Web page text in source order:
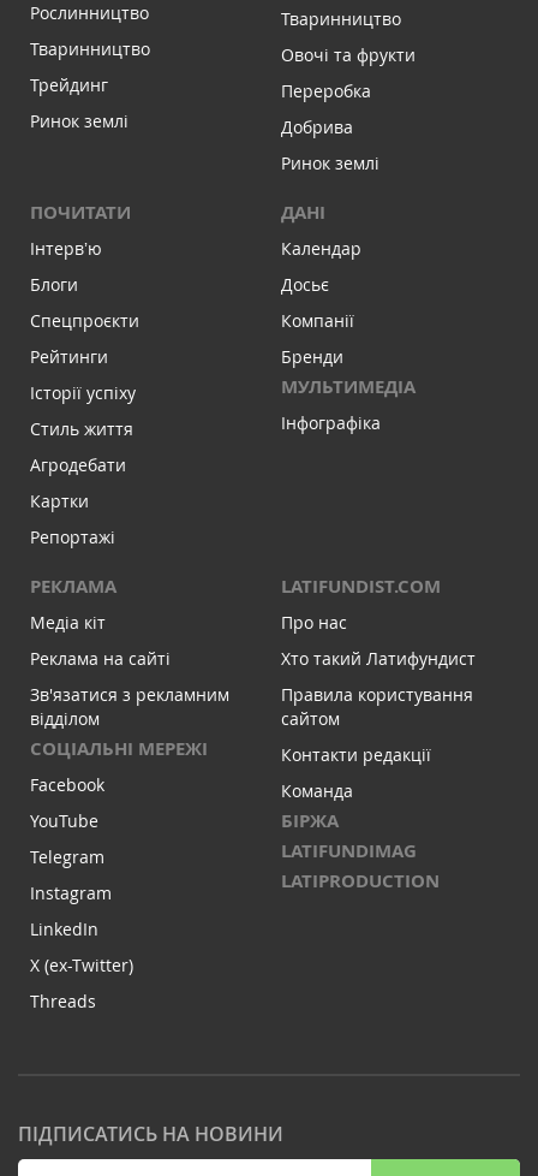
Рослинництво
Тваринництво
Трейдинг
Ринок землі
Тваринництво
Овочі та фрукти
Переробка
Добрива
Ринок землі
ПОЧИТАТИ
Інтервʼю
Блоги
Спецпроєкти
Рейтинги
Історії успіху
Стиль життя
Агродебати
Картки
Репортажі
ДАНІ
Календар
Досьє
Компанії
Бренди
МУЛЬТИМЕДІА
Інфографіка
РЕКЛАМА
Медіа кіт
Реклама на сайті
Зв'язатися з рекламним
відділом
СОЦІАЛЬНІ МЕРЕЖІ
Facebook
YouTube
Telegram
Instagram
LinkedIn
X (ex-Twitter)
Threads
LATIFUNDIST.COM
Про нас
Хто такий Латифундист
Правила користування
сайтом
Контакти редакції
Команда
БІРЖА
LATIFUNDIMAG
LATIPRODUCTION
ПІДПИСАТИСЬ НА НОВИНИ